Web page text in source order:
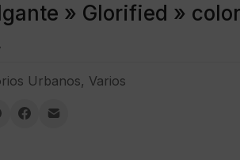
» Glorified »
Urbanos, Varios